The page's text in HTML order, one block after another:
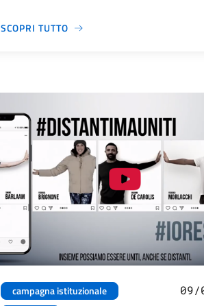
SCOPRI TUTTO
campagna istituzionale
09/